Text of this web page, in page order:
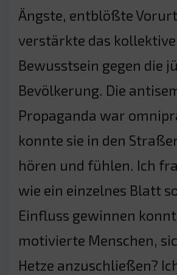
Ängste, entblößte
verstärkte das kollektive
Bewusstsein gegen die
Bevölkerung. Die
Propaganda war
konnte sie in den
hören und fühlen. Ich
wie ein einzelnes Blatt
Einfluss gewinnen
motivierte Menschen,
Hetze anzuschließen?